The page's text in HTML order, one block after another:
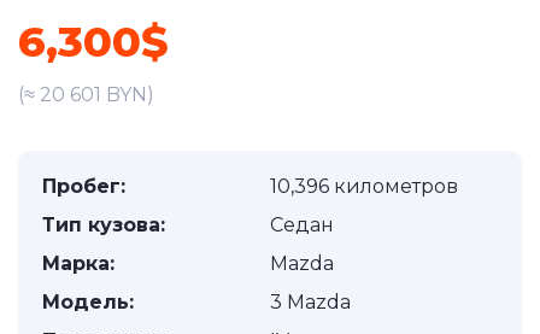
6,300$
(≈ 20 601 BYN)
Пробег:
10,396 километров
Тип кузова:
Седан
Марка:
Mazda
Модель:
3 Mazda